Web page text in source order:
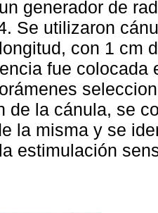
generador de
Se utilizaron
con 1 cm
fue colocada
de la cánula, se
la misma y se
estimulación